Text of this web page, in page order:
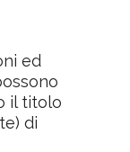
ed
il titolo
di